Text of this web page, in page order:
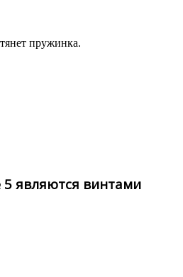
пружинка.
являются винтами